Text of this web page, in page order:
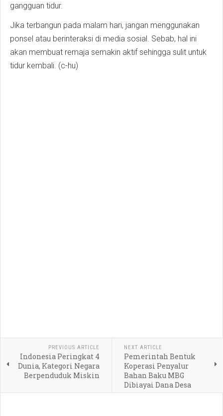
gangguan tidur.
Jika terbangun pada malam hari, jangan menggunakan
ponsel atau berinteraksi di media sosial. Sebab, hal ini
akan membuat remaja semakin aktif sehingga sulit untuk
tidur kembali. (c-hu)
PREVIOUS ARTICLE
Indonesia Peringkat 4
Dunia, Kategori Negara
Berpenduduk Miskin
NEXT ARTICLE
Pemerintah Bentuk
Koperasi Penyalur
Bahan Baku MBG
Dibiayai Dana Desa